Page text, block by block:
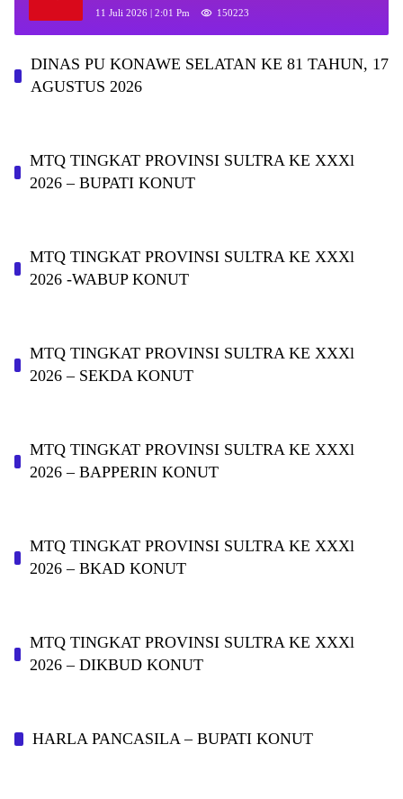
Daerah
11 Juli 2026 | 2:01 Pm 150223
DINAS PU KONAWE SELATAN KE 81 TAHUN, 17
AGUSTUS 2026
MTQ TINGKAT PROVINSI SULTRA KE XXXl
2026 – BUPATI KONUT
MTQ TINGKAT PROVINSI SULTRA KE XXXl
2026 -WABUP KONUT
MTQ TINGKAT PROVINSI SULTRA KE XXXl
2026 – SEKDA KONUT
MTQ TINGKAT PROVINSI SULTRA KE XXXl
2026 – BAPPERIN KONUT
MTQ TINGKAT PROVINSI SULTRA KE XXXl
2026 – BKAD KONUT
MTQ TINGKAT PROVINSI SULTRA KE XXXl
2026 – DIKBUD KONUT
HARLA PANCASILA – BUPATI KONUT